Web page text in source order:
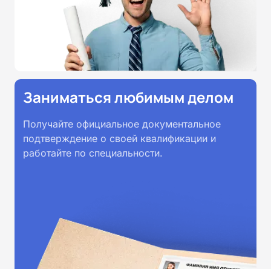
Заниматься любимым делом
Получайте официальное документальное
подтверждение о своей квалификации и
работайте по специальности.